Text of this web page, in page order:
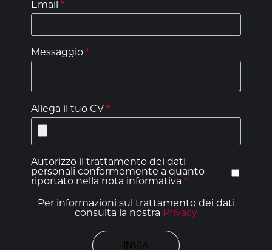
Email*
Messaggio*
Allega il tuo CV*
Autorizzo il trattamento dei dati
personali conformemente a quanto
riportato nella nota informativa*
Per informazioni sul trattamento dei dati
consulta la nostra Privacy